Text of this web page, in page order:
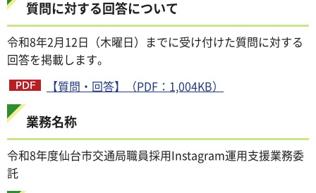
質問に対する回答について
令和8年2月12日（木曜日）までに受け付けた質問に対する
回答を掲載します。
【質問・回答】（PDF：1,004KB）
業務名称
令和8年度仙台市交通局職員採用Instagram運用支援業務委
託